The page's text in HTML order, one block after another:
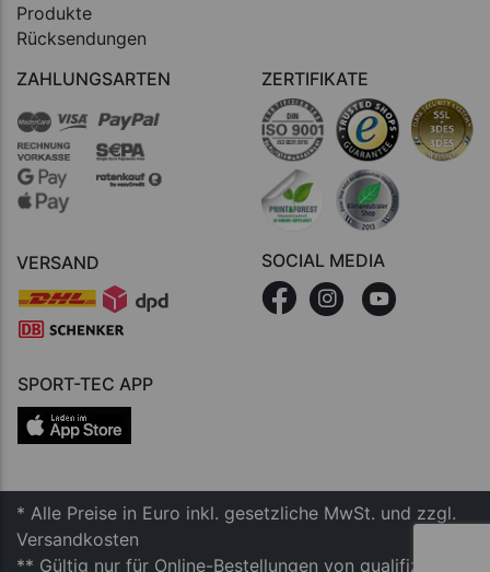
Produkte
Rücksendungen
ZAHLUNGSARTEN
VERSAND
ZERTIFIKATE
SOCIAL MEDIA
SPORT-TEC APP
* Alle Preise in Euro inkl. gesetzliche MwSt. und zzgl.
Versandkosten
** Gültig nur für Online-Bestellungen von qualifizierten